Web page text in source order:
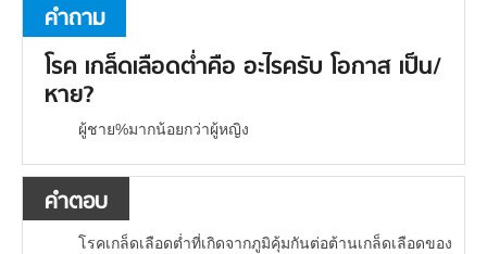
คำถาม
โรค เกล็ดเลือดต่ำคือ อะไรครับ โอกาส เป็น/
หาย?
ผู้ชาย%มากน้อยกว่าผู้หญิง
คำตอบ
โรคเกล็ดเลือดต่ำที่เกิดจากภูมิคุ้มกันต่อต้านเกล็ดเลือดของ